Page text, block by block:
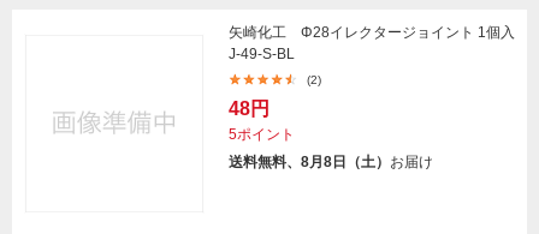
矢崎化工 Φ28イレクタージョイント 1個入
J-49-S-BL
(2)
48円
5ポイント
送料無料、8月8日（土） お届け